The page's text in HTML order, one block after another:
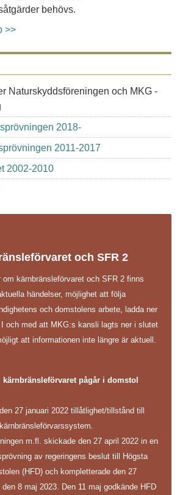
behövs.
>>
Naturskyddsföreningen och MKG -
2018-
2011-2017
2002-2010
och SFR 2
om kärnbränsleförvaret och SFR 2 finns
händelser, möjlighet att följa
och domstolens arbete, ladda ner
I och med att MKG:s kansli lagts ner i slutet
att informationen inte längre är aktuell.
kärnbränsleförvaret pågår i domstol
27 januari 2022 tillåtlighet/tillstånd till
m.fl. skickade den 27 april 2022 in en
av regeringens beslut till Högsta
(HFD) och kompletterade den 27
8 maj 2023. Den 11 maj godkände HFD